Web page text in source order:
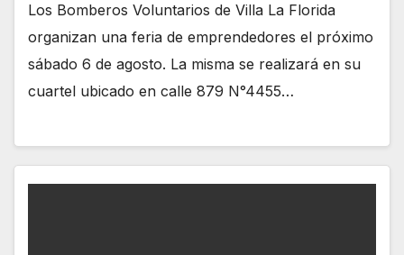
Los Bomberos Voluntarios de Villa La Florida
organizan una feria de emprendedores el próximo
sábado 6 de agosto. La misma se realizará en su
cuartel ubicado en calle 879 N°4455…